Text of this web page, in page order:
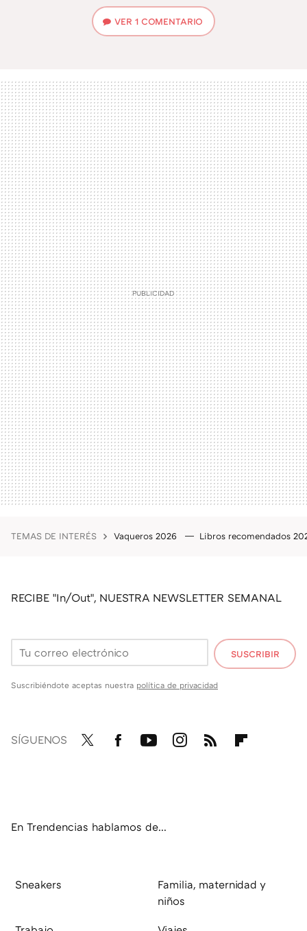
VER1 COMENTARIO
TEMAS DE INTERÉS Vaqueros 2026 Libros recomendados
RECIBE "In/Out", NUESTRA NEWSLETTER SEMANAL
SUSCRIBIR
Suscribiéndote aceptas nuestra política de privacidad
SÍGUENOS
En Trendencias hablamos de...
Sneakers
Familia, maternidad y
niños